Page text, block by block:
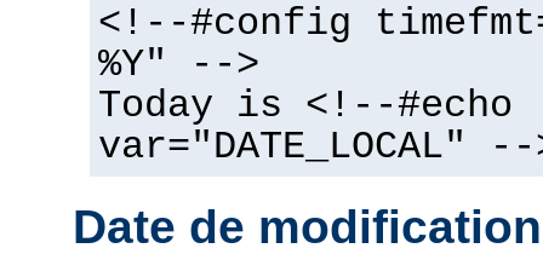
<!--#config
%Y" -->
Today is <!--#echo
var="DATE_LOCAL" --
Date de